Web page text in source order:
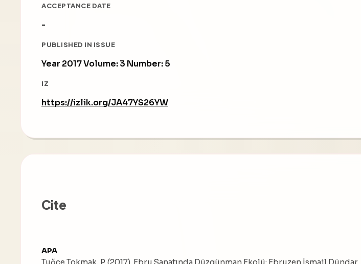
ACCEPTANCE DATE
-
PUBLISHED IN ISSUE
Year 2017 Volume: 3 Number: 5
IZ
https://izlik.org/JA47YS26YW
Cite
APA